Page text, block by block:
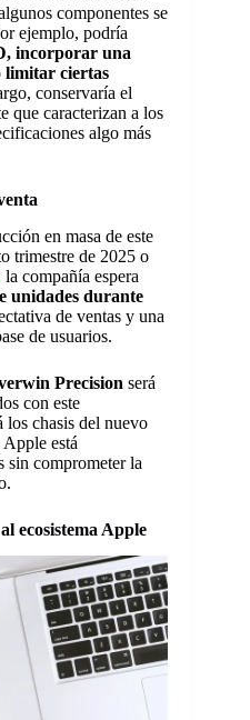
componentes se
ejemplo, podría
incorporar una
limitar ciertas
conservaría el
que caracterizan a los
algo más
en masa de este
trimestre de 2025 o
la compañía espera
unidades durante
de ventas y una
de usuarios.
Precision será
con este
los chasis del nuevo
está
sin comprometer la
ecosistema Apple